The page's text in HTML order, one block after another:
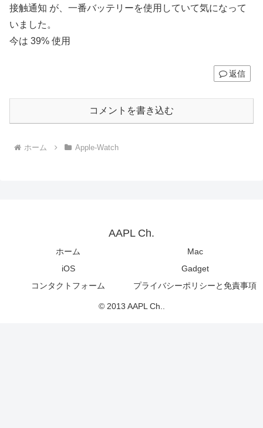
接触通知 が、一番バッテリーを使用していて気になって
いました。
今は 39% 使用
返信
コメントを書き込む
ホーム Apple-Watch
AAPL Ch.
ホーム
Mac
iOS
Gadget
コンタクトフォーム
プライバシーポリシーと免責事項
© 2013 AAPL Ch..